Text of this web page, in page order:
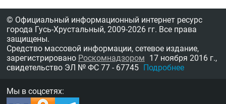
© Официальный информационный интернет ресурс
города Гусь-Хрустальный, 2009-2026 гг. Все права
защищены.
Средство массовой информации, сетевое издание,
зарегистрировано Роскомнадзором 17 ноября 2016 г.,
свидетельство ЭЛ № ФС 77 - 67745 Подробнее
Мы в соцсетях: